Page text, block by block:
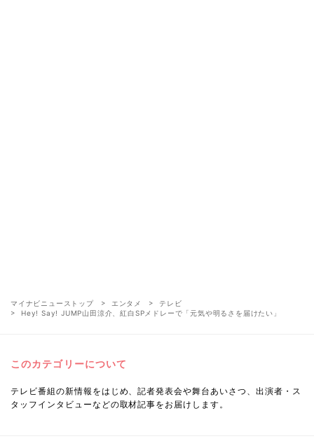
マイナビニューストップ エンタメ
テレビ
Hey! Say! JUMP山田涼介、紅白SPメドレーで「元気や明るさを届けたい」
このカテゴリーについて
テレビ番組の新情報をはじめ、記者発表会や舞台あいさつ、出演者・ス
タッフインタビューなどの取材記事をお届けします。